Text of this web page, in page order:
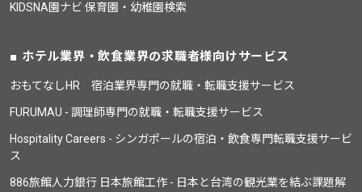
KIDSNA園ナビ 保育園・幼稚園検索
ホテル業界・飲食業界の求職者様向けサービス
おもてなしHR 宿泊業界専門の就職・転職支援サービス
FURUMAU - 調理師専門の就職・転職支援サービス
Hospitality Careers - シンガポールの宿泊・飲食専門転職支援サービ
ス
886旅館人力銀行 日本旅館工作 - 日本と台湾の観光業を結ぶ課題解